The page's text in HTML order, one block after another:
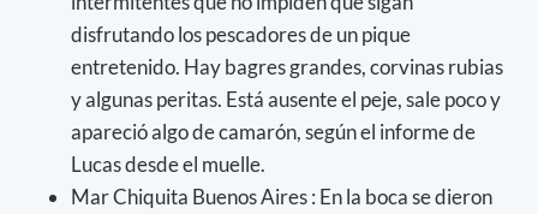
disfrutando los pescadores de un pique
entretenido. Hay bagres grandes, corvinas rubias
y algunas peritas. Está ausente el peje, sale poco y
apareció algo de camarón, según el informe de
Lucas desde el muelle.
Mar Chiquita Buenos Aires : En la boca se dieron